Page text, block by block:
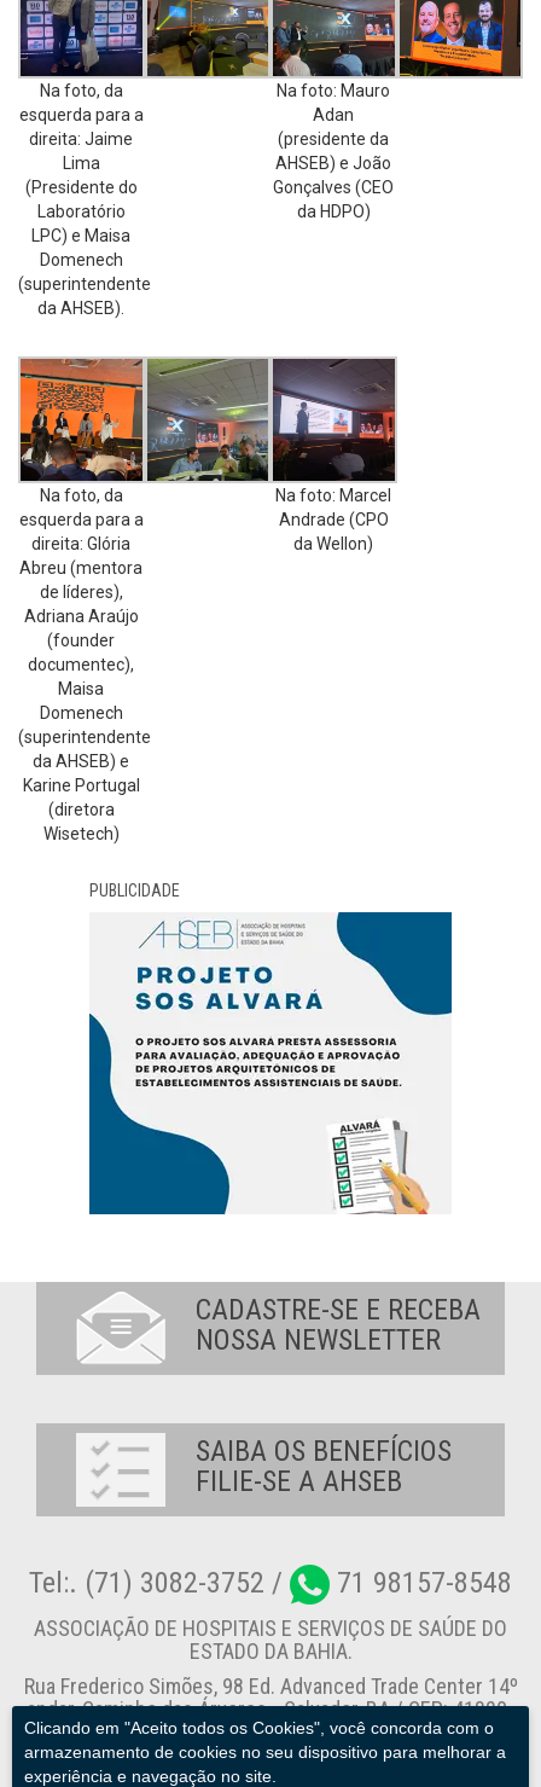
Na foto, da
esquerda para a
direita: Jaime
Lima
(Presidente do
Laboratório
LPC) e Maisa
Domenech
(superintendente
da AHSEB).
Na foto: Mauro
Adan
(presidente da
AHSEB) e João
Gonçalves (CEO
da HDPO)
Na foto, da
esquerda para a
direita: Glória
Abreu (mentora
de líderes),
Adriana Araújo
(founder
documentec),
Maisa
Domenech
(superintendente
da AHSEB) e
Karine Portugal
(diretora
Wisetech)
Na foto: Marcel
Andrade (CPO
da Wellon)
PUBLICIDADE
Clicando em "Aceito todos os Cookies", você concorda com o
armazenamento de cookies no seu dispositivo para melhorar a
experiência e navegação no site.
CADASTRE-SE E RECEBA
NOSSA NEWSLETTER
SAIBA OS BENEFÍCIOS
FILIE-SE A AHSEB
Tel:. (71) 3082-3752 / 71 98157-8548
ASSOCIAÇÃO DE HOSPITAIS E SERVIÇOS DE SAÚDE DO
ESTADO DA BAHIA.
Rua Frederico Simões, 98 Ed. Advanced Trade Center 14º
andar, Caminho das Árvores - Salvador-BA / CEP: 41820-
774